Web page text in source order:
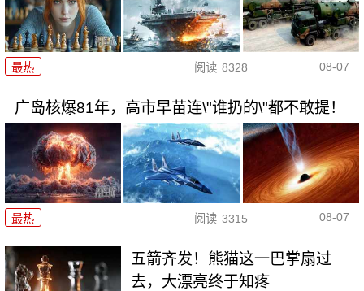
最热 阅读 8328 08-07
广岛核爆81年，高市早苗连\"谁扔的\"都不敢提！
最热 阅读 3315 08-07
五箭齐发！熊猫这一巴掌扇过
去，大漂亮终于知疼